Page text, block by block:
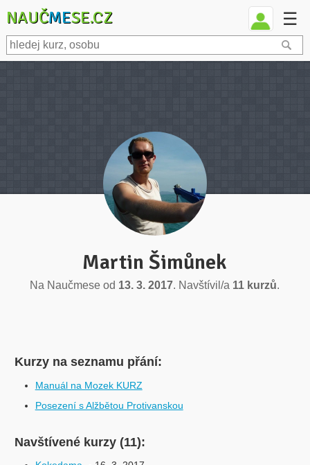
NAUČMESE.CZ ☰
Martin Šimůnek
Na Naučmese od 13. 3. 2017. Navštívil/a 11 kurzů.
Kurzy na seznamu přání:
Manuál na Mozek KURZ
Posezení s Alžbětou Protivanskou
Navštívené kurzy (11):